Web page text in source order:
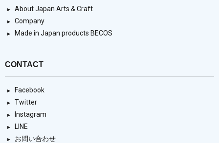
About Japan Arts & Craft
Company
Made in Japan products BECOS
CONTACT
Facebook
Twitter
Instagram
LINE
お問い合わせ